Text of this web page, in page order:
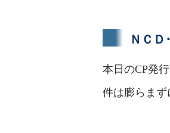
ＮＣＤ
本日のCP発
件は膨らまず